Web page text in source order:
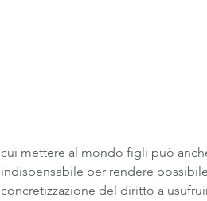
cui mettere al mondo figli può
indispensabile per rendere
concretizzazione del diritto a